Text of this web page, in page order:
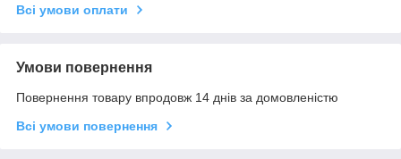
Всі умови оплати
Умови повернення
Повернення товару впродовж 14 днів за домовленістю
Всі умови повернення